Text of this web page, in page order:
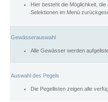
Hier besteht die Möglichkeit,
Selektionen im Menü
Gewässerauswahl
Alle Gewässer werden
Auswahl des Pegels
Die Pegellisten zeigen alle